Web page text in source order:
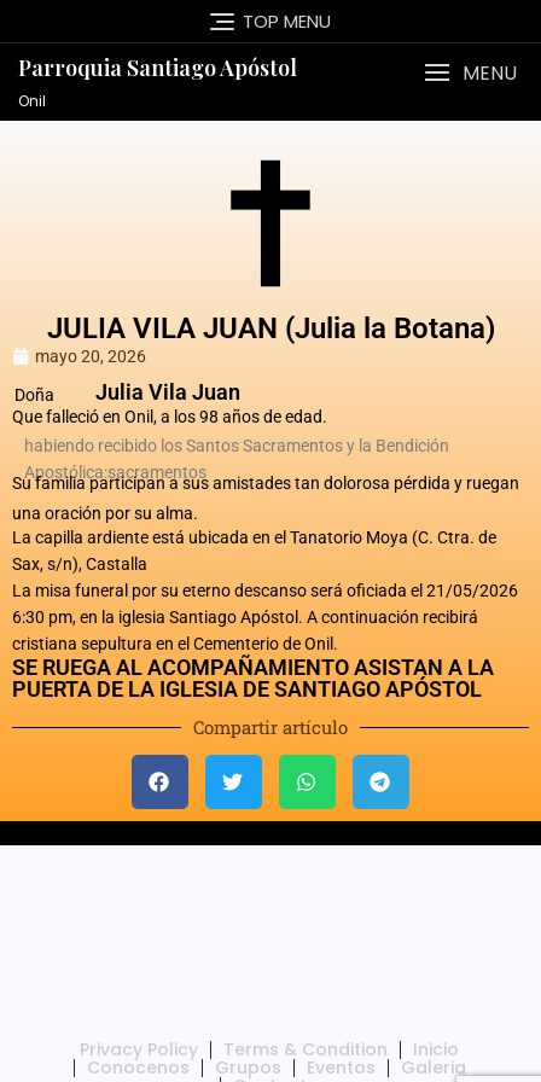
TOP MENU
Parroquia Santiago Apóstol
Onil
MENU
JULIA VILA JUAN (Julia la Botana)
mayo 20, 2026
Doña
Julia Vila Juan
Que falleció en Onil, a los 98 años de edad.
habiendo recibido los Santos Sacramentos y la Bendición
Apostólica:sacramentos
Su familia participan a sus amistades tan dolorosa pérdida y ruegan
una oración por su alma.
La capilla ardiente está ubicada en el Tanatorio Moya (C. Ctra. de
Sax, s/n), Castalla
La misa funeral por su eterno descanso será oficiada el 21/05/2026
6:30 pm, en la iglesia Santiago Apóstol. A continuación recibirá
cristiana sepultura en el Cementerio de Onil.
SE RUEGA AL ACOMPAÑAMIENTO ASISTAN A LA
PUERTA DE LA IGLESIA DE SANTIAGO APÓSTOL
Compartir artículo
Privacy Policy Terms & Condition Inicio
Conocenos Grupos Eventos Galeria